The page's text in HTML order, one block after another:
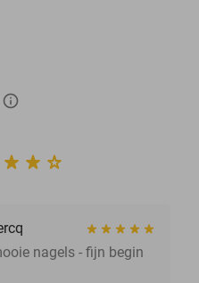
info_outlined
nagels - fijn begin